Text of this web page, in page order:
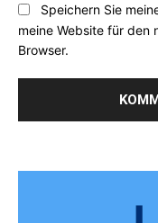
Speichern Sie
meine Website für den
Browser.